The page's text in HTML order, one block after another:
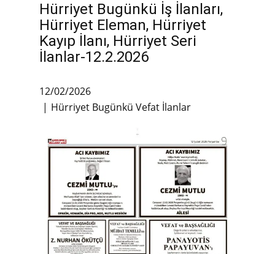
Hürriyet Bugünkü İş İlanları,
Hürriyet Eleman, Hürriyet
Kayıp İlanı, Hürriyet Seri
İlanlar-12.2.2026
12/02/2026
Hürriyet Bugünkü Vefat İlanlar